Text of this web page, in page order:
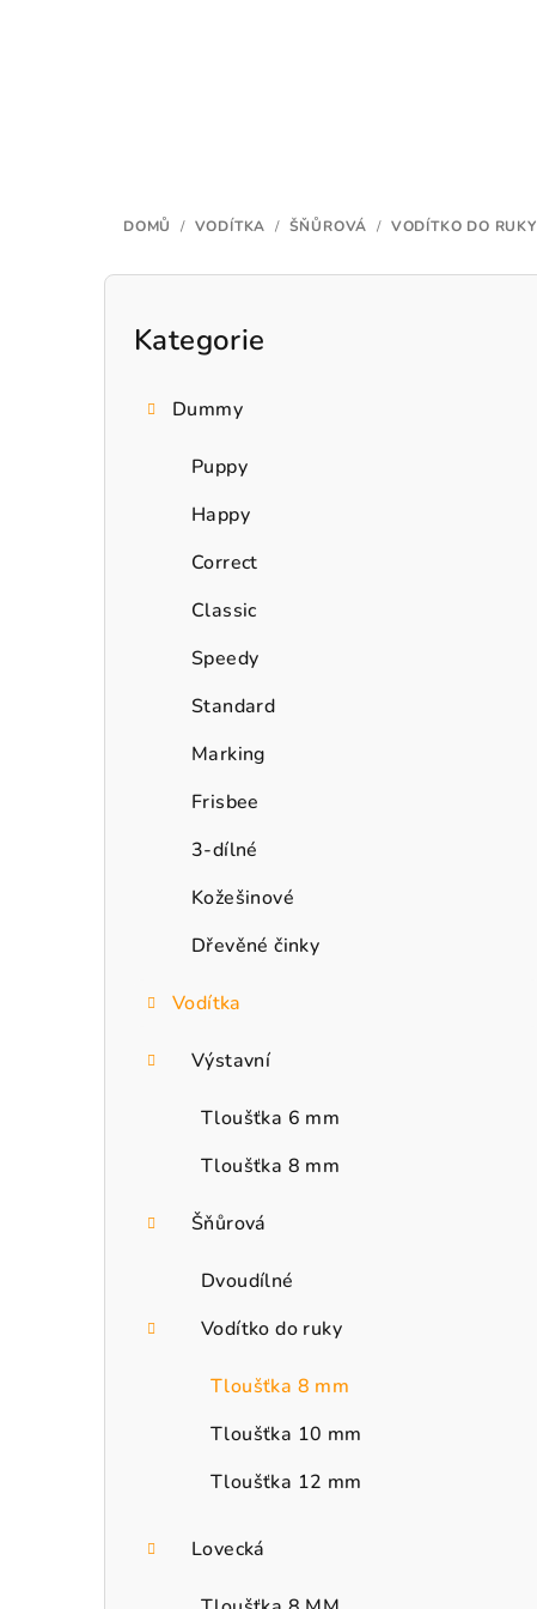
DOMŮ / VODÍTKA / ŠŇŮROVÁ / VODÍTKO DO RUKY
P
Přeskočit
Kategorie
Dummy
Puppy
Happy
Correct
Classic
Speedy
Standard
Marking
Frisbee
3-dílné
Kožešinové
Dřevěné činky
Vodítka
Výstavní
Tloušťka 6 mm
Tloušťka 8 mm
Šňůrová
Dvoudílné
Vodítko do ruky
Tloušťka 8 mm
Tloušťka 10 mm
Tloušťka 12 mm
Lovecká